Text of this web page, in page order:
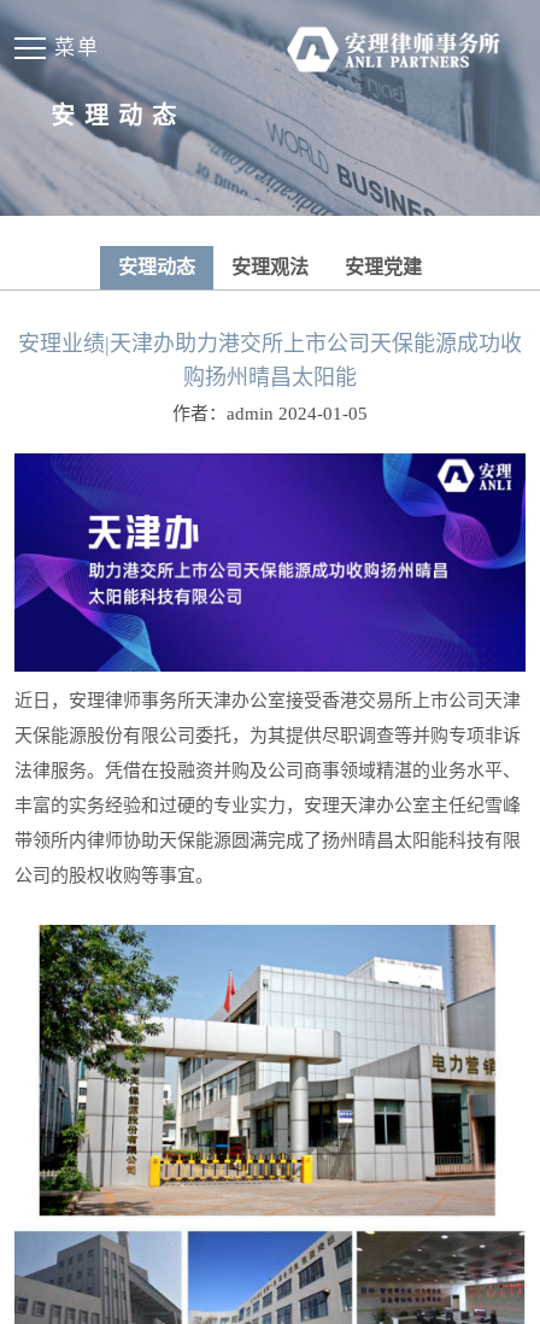
菜单
安理动态
安理动态 安理观法 安理党建
安理业绩|天津办助力港交所上市公司天保能源成功收
购扬州晴昌太阳能
作者：admin 2024-01-05
近日，安理律师事务所天津办公室接受香港交易所上市公司天津
天保能源股份有限公司委托，为其提供尽职调查等并购专项非诉
法律服务。凭借在投融资并购及公司商事领域精湛的业务水平、
丰富的实务经验和过硬的专业实力，安理天津办公室主任纪雪峰
带领所内律师协助天保能源圆满完成了扬州晴昌太阳能科技有限
公司的股权收购等事宜。